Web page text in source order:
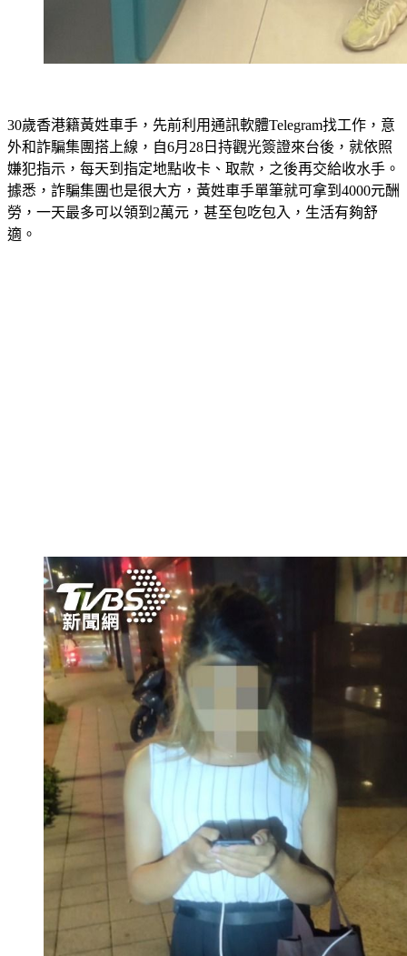
30歲香港籍黃姓車手，先前利用通訊軟體Telegram找工作，意
外和詐騙集團搭上線，自6月28日持觀光簽證來台後，就依照
嫌犯指示，每天到指定地點收卡、取款，之後再交給收水手。
據悉，詐騙集團也是很大方，黃姓車手單筆就可拿到4000元酬
勞，一天最多可以領到2萬元，甚至包吃包入，生活有夠舒
適。